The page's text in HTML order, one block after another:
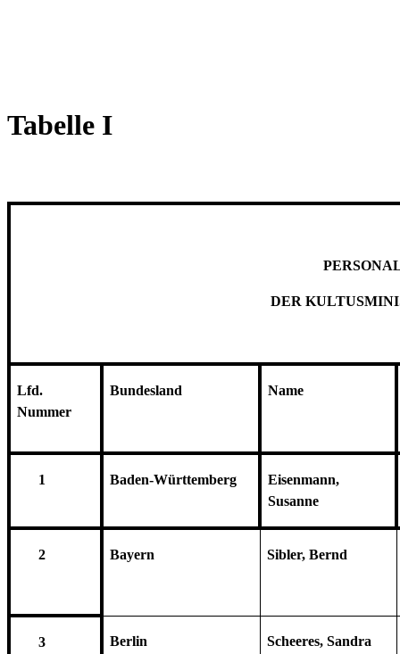
Tabelle I
DER
Lfd.
Nummer
Bundesland Name
1 Baden-Württemberg
Eisenmann,
Susanne
2 Bayern Sibler, Bernd
3 Berlin Scheeres, Sandra